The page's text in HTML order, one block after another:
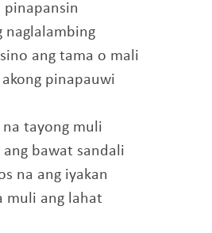
pinapansin
naglalambing
ang tama o mali
pinapauwi
na tayong muli
ang bawat sandali
na ang iyakan
muli ang lahat